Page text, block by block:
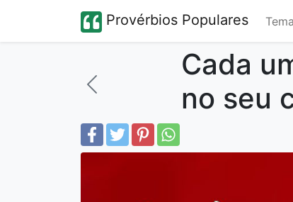
Provérbios Populares
Cada
no seu